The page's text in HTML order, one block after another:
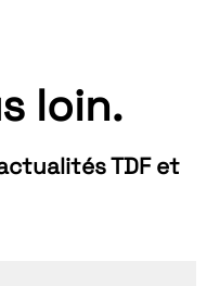
loin.
TDF et